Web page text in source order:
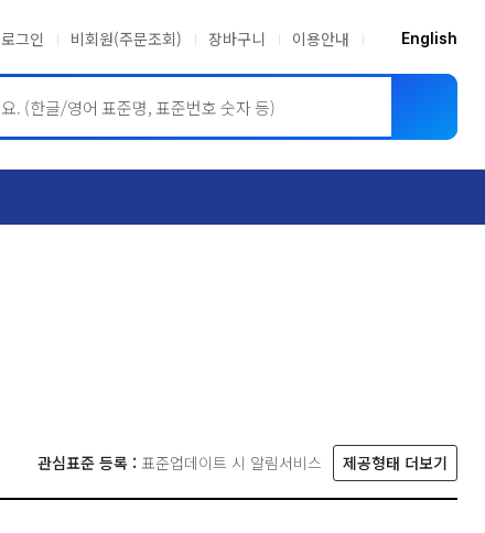
로그인 비회원(주문조회) 장바구니 이용안내 English
관심표준 등록 : 표준업데이트 시 알림서비스 제공형태 더보기